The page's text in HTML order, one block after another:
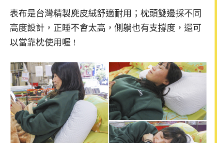
表布是台灣精製麂皮絨舒適耐用；枕頭雙邊採不同
高度設計，正睡不會太高，側躺也有支撐度，還可
以當靠枕使用喔 !